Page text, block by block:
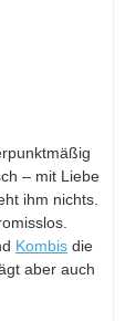
– mit Liebe
ihm nichts.
Kombis die
aber auch